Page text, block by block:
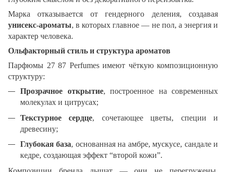
Марка отказывается от гендерного деления, создавая
унисекс-ароматы, в которых главное — не пол, а энергия и
характер человека.
Ольфакторный стиль и структура ароматов
Парфюмы 27 87 Perfumes имеют чёткую композиционную
структуру:
Прозрачное открытие, построенное на современных
молекулах и цитрусах;
Текстурное сердце, сочетающее цветы, специи и
древесину;
Глубокая база, основанная на амбре, мускусе, сандале и
кедре, создающая эффект “второй кожи”.